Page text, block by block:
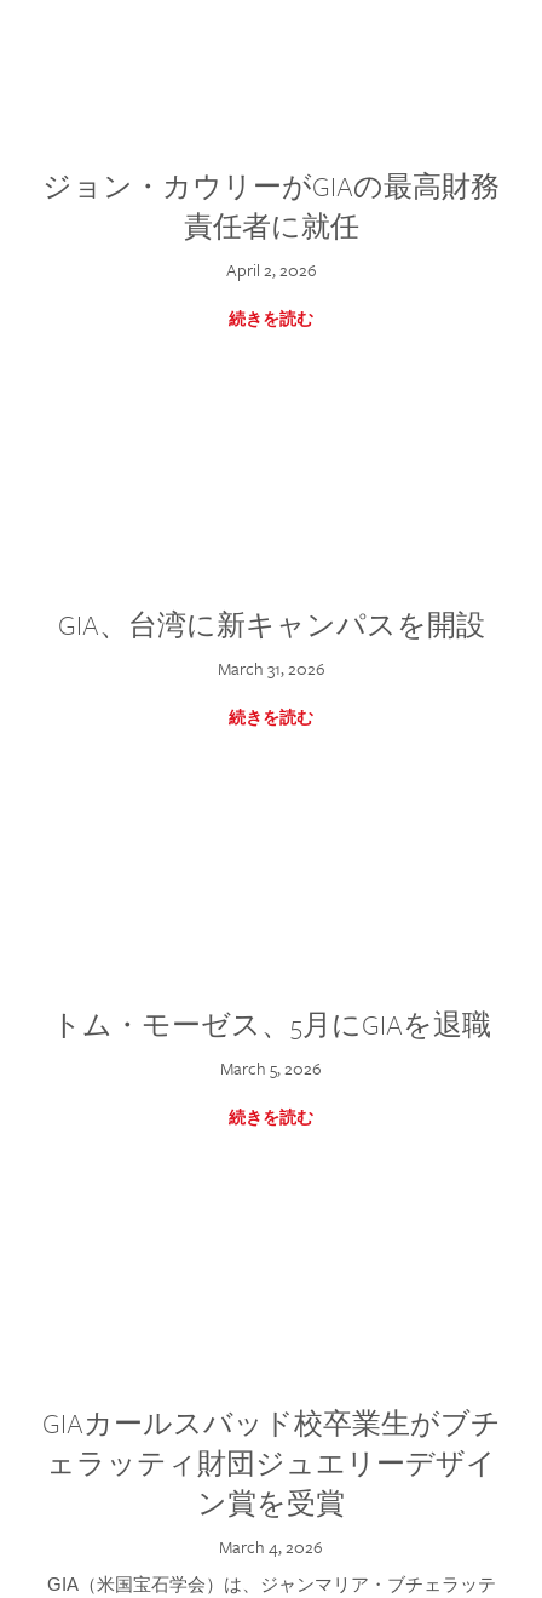
ジョン・カウリーがGIAの最高財務
責任者に就任
April 2, 2026
続きを読む
GIA、台湾に新キャンパスを開設
March 31, 2026
続きを読む
トム・モーゼス、5月にGIAを退職
March 5, 2026
続きを読む
GIAカールスバッド校卒業生がブチ
ェラッティ財団ジュエリーデザイ
ン賞を受賞
March 4, 2026
GIA（米国宝石学会）は、ジャンマリア・ブチェラッテ